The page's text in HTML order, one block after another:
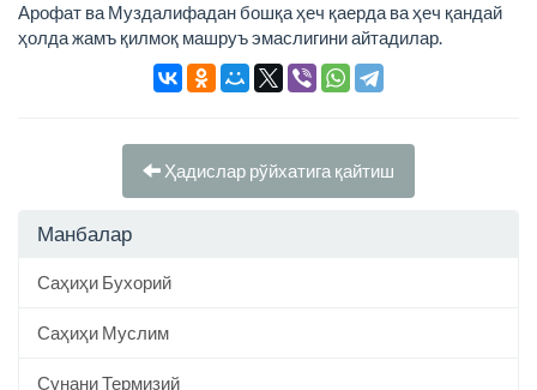
Арофат ва Муздалифадан бошқа ҳеч қаерда ва ҳеч қандай
ҳолда жамъ қилмоқ машруъ эмаслигини айтадилар.
Ҳадислар рўйхатига қайтиш
Манбалар
Саҳиҳи Бухорий
Саҳиҳи Муслим
Сунани Термизий